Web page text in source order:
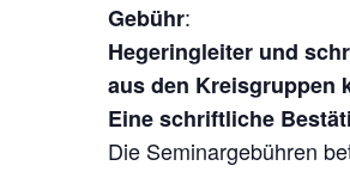
Gebühr:
Hegeringleiter und
aus den Kreisgruppen
Eine schriftliche
Die Seminargebühren